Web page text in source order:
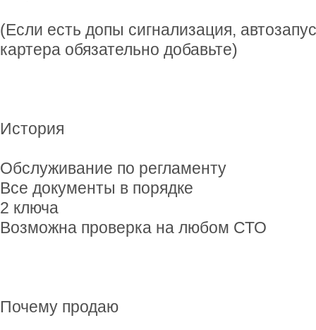
(Если есть допы сигнализация,
картера обязательно добавьте)
История
Обслуживание по регламенту
Все документы в порядке
2 ключа
Возможна проверка на любом СТО
Почему продаю